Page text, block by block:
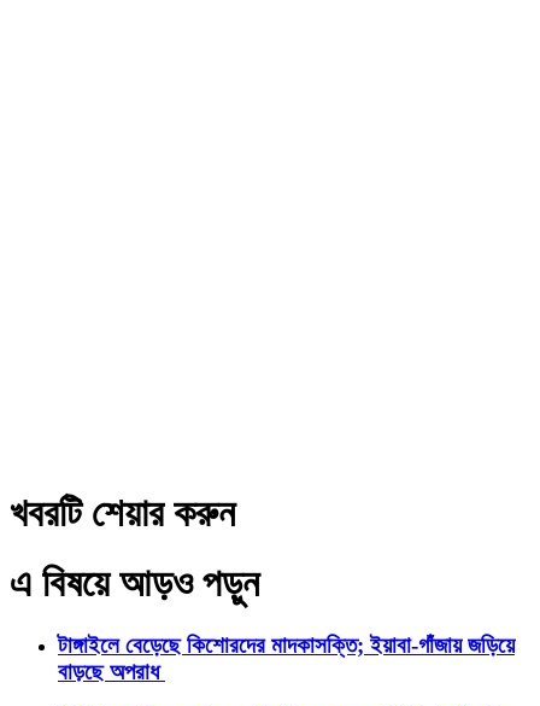
খবরটি শেয়ার করুন
এ বিষয়ে আড়ও পড়ুন
টাঙ্গাইলে বেড়েছে কিশোরদের মাদকাসক্তি; ইয়াবা-গাঁজায় জড়িয়ে
বাড়ছে অপরাধ